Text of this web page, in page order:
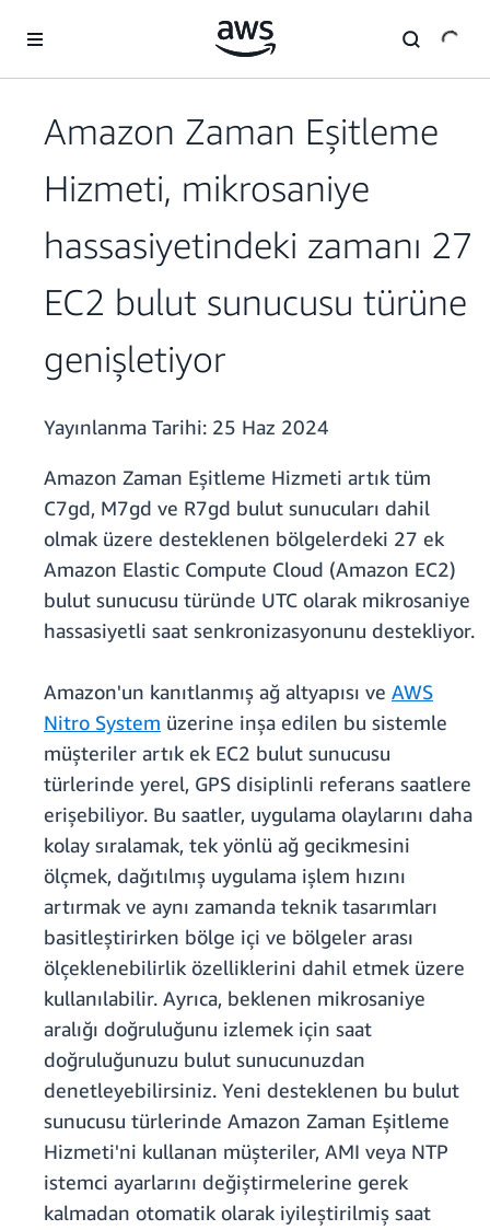
Amazon Zaman Eşitleme
Hizmeti, mikrosaniye
hassasiyetindeki zamanı 27
EC2 bulut sunucusu türüne
genişletiyor
Yayınlanma Tarihi: 25 Haz 2024
Amazon Zaman Eşitleme Hizmeti artık tüm
C7gd, M7gd ve R7gd bulut sunucuları dahil
olmak üzere desteklenen bölgelerdeki 27 ek
Amazon Elastic Compute Cloud (Amazon EC2)
bulut sunucusu türünde UTC olarak mikrosaniye
hassasiyetli saat senkronizasyonunu destekliyor.
Amazon'un kanıtlanmış ağ altyapısı ve AWS
Nitro System üzerine inşa edilen bu sistemle
müşteriler artık ek EC2 bulut sunucusu
türlerinde yerel, GPS disiplinli referans saatlere
erişebiliyor. Bu saatler, uygulama olaylarını daha
kolay sıralamak, tek yönlü ağ gecikmesini
ölçmek, dağıtılmış uygulama işlem hızını
artırmak ve aynı zamanda teknik tasarımları
basitleştirirken bölge içi ve bölgeler arası
ölçeklenebilirlik özelliklerini dahil etmek üzere
kullanılabilir. Ayrıca, beklenen mikrosaniye
aralığı doğruluğunu izlemek için saat
doğruluğunuzu bulut sunucunuzdan
denetleyebilirsiniz. Yeni desteklenen bu bulut
sunucusu türlerinde Amazon Zaman Eşitleme
Hizmeti'ni kullanan müşteriler, AMI veya NTP
istemci ayarlarını değiştirmelerine gerek
kalmadan otomatik olarak iyileştirilmiş saat